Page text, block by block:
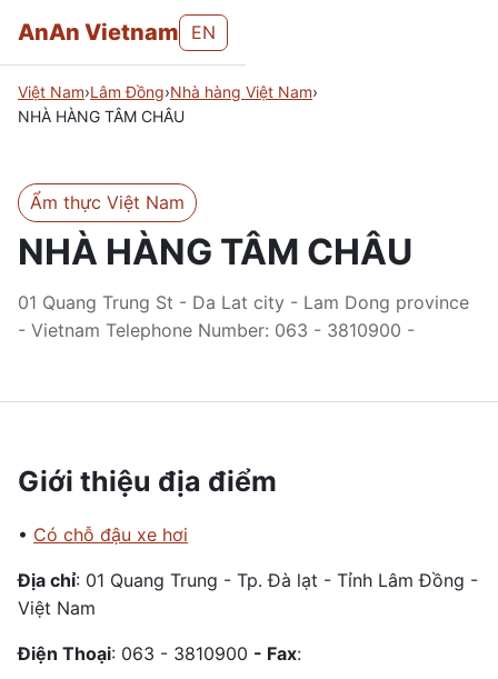
AnAn Vietnam EN
Việt Nam›Lâm Đồng›Nhà hàng Việt Nam›
NHÀ HÀNG TÂM CHÂU
Ẩm thực Việt Nam
NHÀ HÀNG TÂM CHÂU
01 Quang Trung St - Da Lat city - Lam Dong province
- Vietnam Telephone Number: 063 - 3810900 -
Giới thiệu địa điểm
• Có chỗ đậu xe hơi
Địa chỉ: 01 Quang Trung - Tp. Đà lạt - Tỉnh Lâm Đồng -
Việt Nam
Điện Thoại: 063 - 3810900 - Fax: